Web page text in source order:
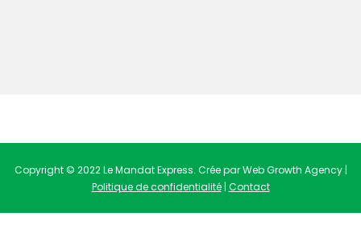
Copyright © 2022 Le Mandat Express. Crée par Web Growth Agency |
Politique de confidentialité| Contact